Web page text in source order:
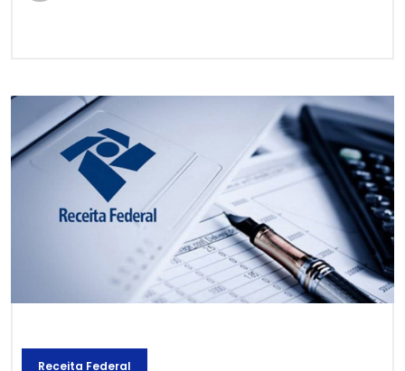
Receita Federal